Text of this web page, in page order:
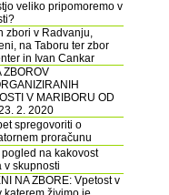
veliko pripomoremo v
zbori v Radvanju,
na Taboru ter zbor
in Ivan Cankar
ZBOROV
V MARIBORU OD
2. 2020
spregovoriti o
proračunu
na kakovost
v skupnosti
NA ZBORE: Vpetost v